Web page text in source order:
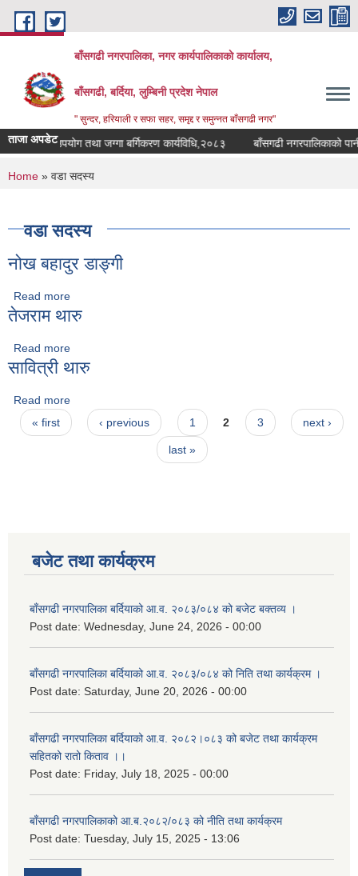
Skip to main content
बाँसगढी नगरपालिका, नगर कार्यपालिकाकाे कार्यालय,
बाँसगढी, बर्दिया, लुम्बिनी प्रदेश नेपाल
" सुन्दर, हरियाली र सफा सहर, समृद्द र समुन्नत बाँसगढी नगर"
ताजा अपडेटभूउपयोग तथा जग्गा बर्गिकरण कार्यविधि,२०८३ बाँसगढी नगरपालिकाको
You are here
Home » वडा सदस्य
वडा सदस्य
नोख बहादुर डाङ्गी
Read more
तेजराम थारु
Read more
सावित्री थारु
Read more
Pages
« first ‹ previous 1 2 3 next ›
last »
बजेट तथा कार्यक्रम
बाँसगढी नगरपालिका बर्दियाको आ.व. २०८३/०८४ को बजेट बक्तव्य ।
Post date: Wednesday, June 24, 2026 - 00:00
बाँसगढी नगरपालिका बर्दियाको आ.व. २०८३/०८४ को निति तथा कार्यक्रम ।
Post date: Saturday, June 20, 2026 - 00:00
बाँसगढी नगरपालिका बर्दियाको आ.व. २०८२।०८३ को बजेट तथा कार्यक्रम
सहितको रातो किताव ।।
Post date: Friday, July 18, 2025 - 00:00
बाँसगढी नगरपालिकाको आ.ब.२०८२/०८३ को नीति तथा कार्यक्रम
Post date: Tuesday, July 15, 2025 - 13:06